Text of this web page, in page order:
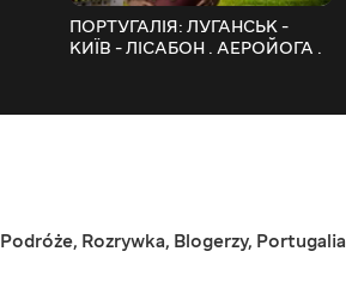
ПОРТУГАЛІЯ: ЛУГАНСЬК -
КИЇВ - ЛІСАБОН . АЕРОЙОГА .
Podróże, Rozrywka, Blogerzy, Portugalia